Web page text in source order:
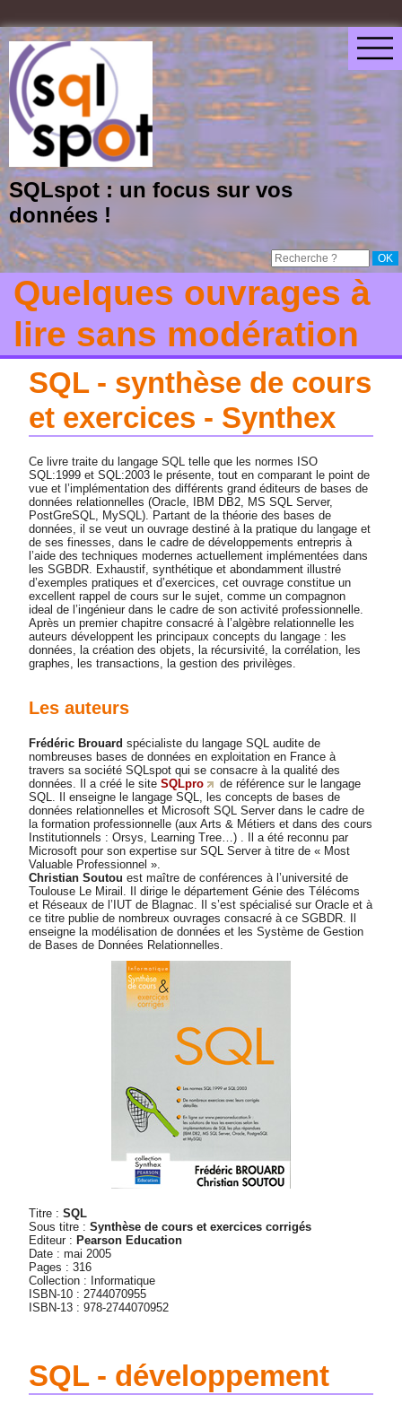
SQLspot : un focus sur vos
données !
Quelques ouvrages à
lire sans modération
SQL - synthèse de cours
et exercices - Synthex
Ce livre traite du langage SQL telle que les normes ISO
SQL:1999 et SQL:2003 le présente, tout en comparant le point de
vue et l’implémentation des différents grand éditeurs de bases de
données relationnelles (Oracle, IBM DB2, MS SQL Server,
PostGreSQL, MySQL). Partant de la théorie des bases de
données, il se veut un ouvrage destiné à la pratique du langage et
de ses finesses, dans le cadre de développements entrepris à
l’aide des techniques modernes actuellement implémentées dans
les SGBDR. Exhaustif, synthétique et abondamment illustré
d’exemples pratiques et d’exercices, cet ouvrage constitue un
excellent rappel de cours sur le sujet, comme un compagnon
ideal de l’ingénieur dans le cadre de son activité professionnelle.
Après un premier chapitre consacré à l’algèbre relationnelle les
auteurs développent les principaux concepts du langage : les
données, la création des objets, la récursivité, la corrélation, les
graphes, les transactions, la gestion des privilèges.
Les auteurs
Frédéric Brouard spécialiste du langage SQL audite de
nombreuses bases de données en exploitation en France à
travers sa société SQLspot qui se consacre à la qualité des
données. Il a créé le siteSQLpro
de référence sur le langage
SQL. Il enseigne le langage SQL, les concepts de bases de
données relationnelles et Microsoft SQL Server dans le cadre de
la formation professionnelle (aux Arts & Métiers et dans des cours
Institutionnels : Orsys, Learning Tree…) . Il a été reconnu par
Microsoft pour son expertise sur SQL Server à titre de « Most
Valuable Professionnel ».
Christian Soutou est maître de conférences à l’université de
Toulouse Le Mirail. Il dirige le département Génie des Télécoms
et Réseaux de l’IUT de Blagnac. Il s’est spécialisé sur Oracle et à
ce titre publie de nombreux ouvrages consacré à ce SGBDR. Il
enseigne la modélisation de données et les Système de Gestion
de Bases de Données Relationnelles.
Titre :SQL
Sous titre :Synthèse de cours et exercices corrigés
Editeur : Pearson Education
Date : mai 2005
Pages : 316
Collection : Informatique
ISBN-10 : 2744070955
ISBN-13 : 978-2744070952
SQL - développement